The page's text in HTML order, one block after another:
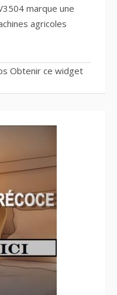
marque une
agricoles
Obtenir ce widget